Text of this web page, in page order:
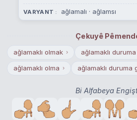
VARYANT ağlamalı · ağlamsı
Çekuyê
ağlamaklı olmak › ağlamaklı
ağlamaklı olma › ağlamaklı duruma
Bi Alfabeya